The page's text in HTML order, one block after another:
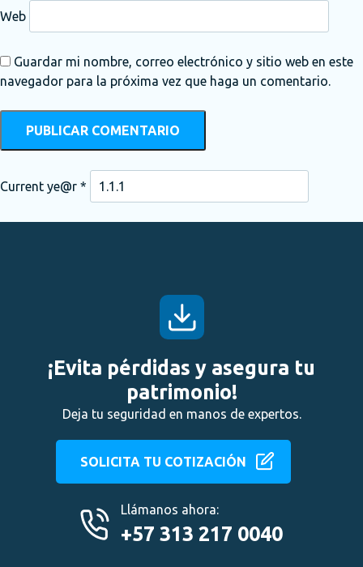
Web
Guardar mi nombre, correo electrónico y sitio web en este
navegador para la próxima vez que haga un comentario.
Current ye@r *
¡Evita pérdidas y asegura tu
patrimonio!
Deja tu seguridad en manos de expertos.
SOLICITA TU COTIZACIÓN
Llámanos ahora:
+57 313 217 0040